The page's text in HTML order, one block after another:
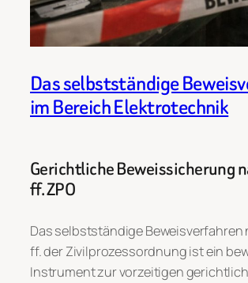
Das selbstständige
im Bereich Elektrotechnik
Gerichtliche Beweissicherung
ff. ZPO
Das selbstständige Beweisverfahren
ff. der Zivilprozessordnung ist ein
Instrument zur vorzeitigen